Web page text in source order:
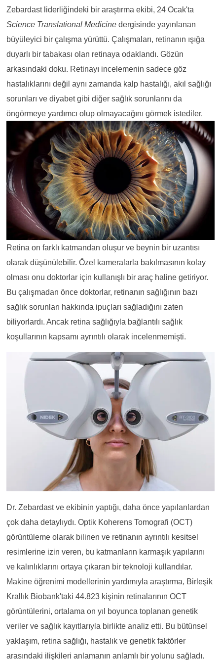
Zebardast liderliğindeki bir araştırma ekibi, 24 Ocak'ta
Science Translational Medicinedergisinde yayınlanan
büyüleyici bir çalışma yürüttü. Çalışmaları, retinanın ışığa
duyarlı bir tabakası olan retinaya odaklandı. Gözün
arkasındaki doku. Retinayı incelemenin sadece göz
hastalıklarını değil aynı zamanda kalp hastalığı, akıl sağlığı
sorunları ve diyabet gibi diğer sağlık sorunlarını da
öngörmeye yardımcı olup olmayacağını görmek istediler.
Retina on farklı katmandan oluşur ve beynin bir uzantısı
olarak düşünülebilir. Özel kameralarla bakılmasının kolay
olması onu doktorlar için kullanışlı bir araç haline getiriyor.
Bu çalışmadan önce doktorlar, retinanın sağlığının bazı
sağlık sorunları hakkında ipuçları sağladığını zaten
biliyorlardı. Ancak retina sağlığıyla bağlantılı sağlık
koşullarının kapsamı ayrıntılı olarak incelenmemişti.
Dr. Zebardast ve ekibinin yaptığı, daha önce yapılanlardan
çok daha detaylıydı. Optik Koherens Tomografi (OCT)
görüntüleme olarak bilinen ve retinanın ayrıntılı kesitsel
resimlerine izin veren, bu katmanların karmaşık yapılarını
ve kalınlıklarını ortaya çıkaran bir teknoloji kullandılar.
Makine öğrenimi modellerinin yardımıyla araştırma, Birleşik
Krallık Biobank'taki 44.823 kişinin retinalarının OCT
görüntülerini, ortalama on yıl boyunca toplanan genetik
veriler ve sağlık kayıtlarıyla birlikte analiz etti. Bu bütünsel
yaklaşım, retina sağlığı, hastalık ve genetik faktörler
arasındaki ilişkileri anlamanın anlamlı bir yolunu sağladı.